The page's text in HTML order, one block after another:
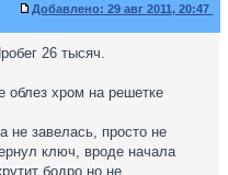
Добавлено: 29 авг 2011, 20:47
26 тысяч.
облез хром на решетке
не завелась, просто не
ключ, вроде начала
бодро но не